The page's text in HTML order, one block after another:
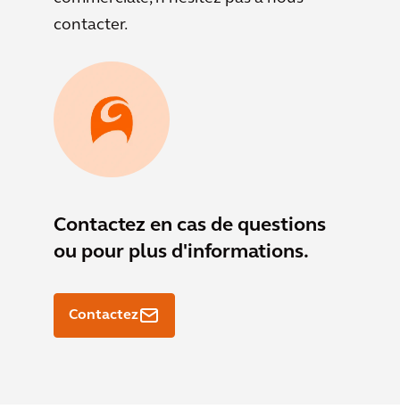
contacter.
Contactez en cas de questions
ou pour plus d'informations.
Contactez